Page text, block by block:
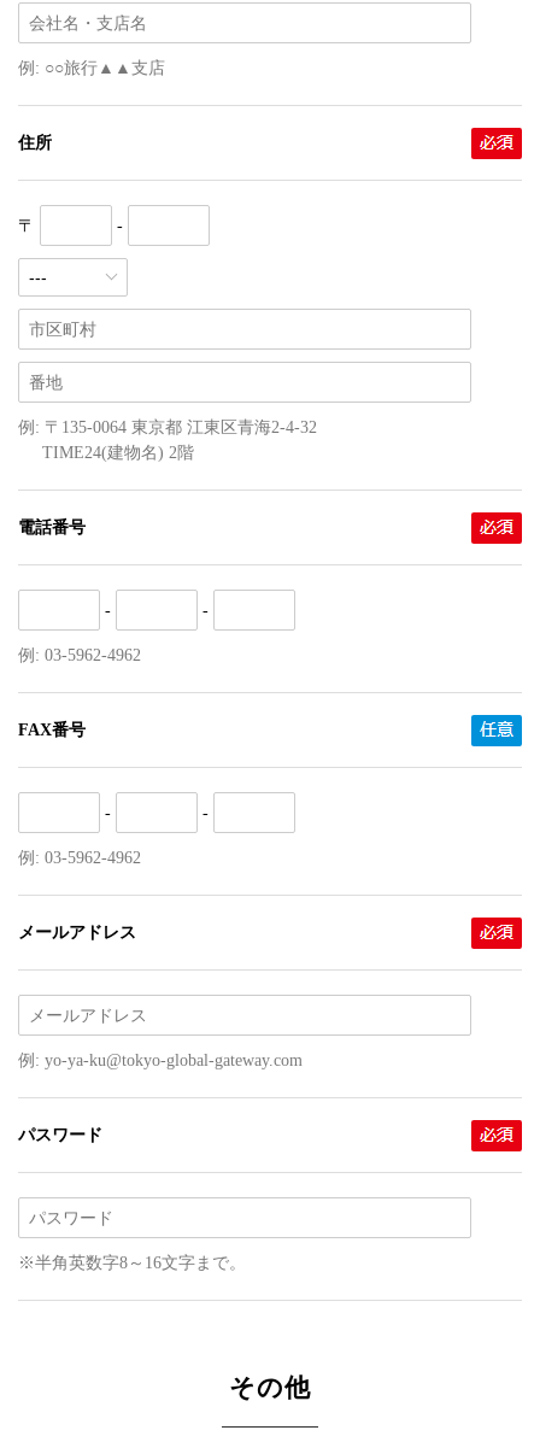
例: ○○旅行▲▲支店
住所
〒 -
例: 〒135-0064 東京都 江東区青海2-4-32
TIME24(建物名) 2階
電話番号
- -
例: 03-5962-4962
FAX番号
- -
例: 03-5962-4962
メールアドレス
例: yo-ya-ku@tokyo-global-gateway.com
パスワード
※半角英数字8～16文字まで。
その他